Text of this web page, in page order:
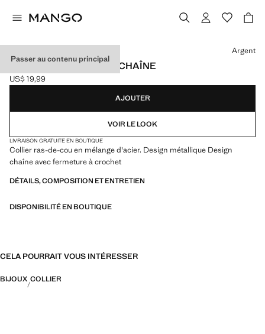
Passer au contenu principal
COLLIER RAS-DE-COU CHAÎNE
Prix actuel [US$ 19,99 ]
US$ 19,99
Choisissez une couleur
Argent
AJOUTER
VOIR LE LOOK
LIVRAISON GRATUITE EN BOUTIQUE
Collier ras-de-cou en mélange d'acier. Design métallique Design
chaîne avec fermeture à crochet
DÉTAILS, COMPOSITION ET ENTRETIEN
DISPONIBILITÉ EN BOUTIQUE
CELA POURRAIT VOUS INTÉRESSER
BIJOUX COLLIER